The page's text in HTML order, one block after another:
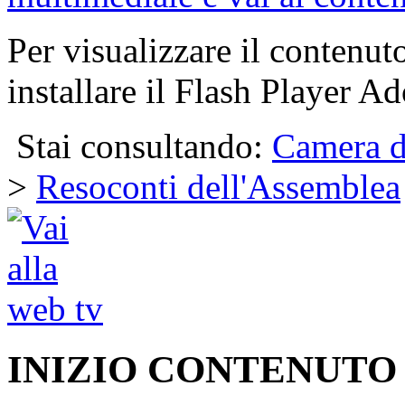
Per visualizzare il
installare il Flash Player
Stai consultando: Camera
> Resoconti dell'Assemblea
INIZIO CONTENUTO